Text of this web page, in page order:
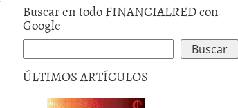
Buscar en todo FINANCIALRED con
Google
ÚLTIMOS ARTÍCULOS